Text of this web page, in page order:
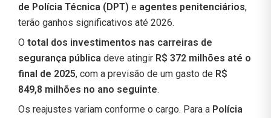
de Polícia Técnica (DPT) e agentes penitenciários,
terão ganhos significativos até 2026.
O total dos investimentos nas carreiras de
segurança pública deve atingir R$ 372 milhões até o
final de 2025, com a previsão de um gasto de R$
849,8 milhões no ano seguinte.
Os reajustes variam conforme o cargo. Para a Polícia